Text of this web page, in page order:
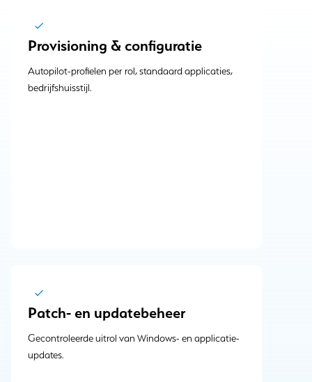
Provisioning & configuratie
Autopilot-profielen per rol, standaard applicaties,
bedrijfshuisstijl.
Patch- en updatebeheer
Gecontroleerde uitrol van Windows- en applicatie-
updates.